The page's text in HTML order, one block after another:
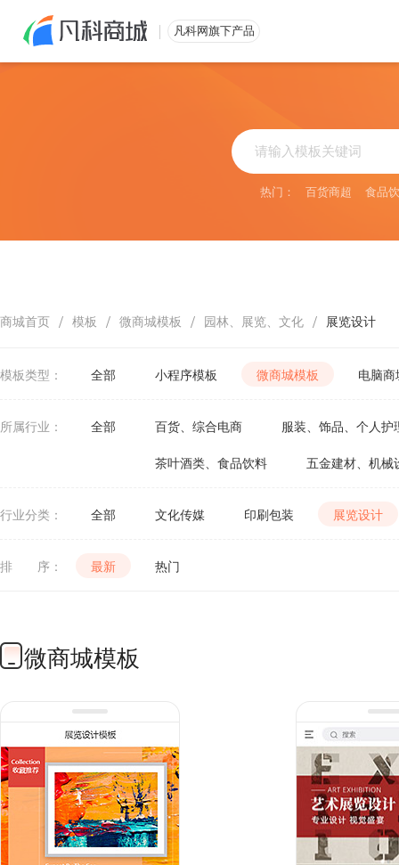
凡科网旗下产品
热门： 百货商超 食品
商城首页 / 模板 / 微商城模板 / 园林、展览、文化 / 展览设计
模板类型： 全部 小程序模板 微商城模板 电脑
所属行业： 全部 百货、综合电商 服装、饰品、个人护
茶叶酒类、食品饮料 五金建材、机械
行业分类： 全部 文化传媒 印刷包装 展览设计
排 序： 最新 热门
微商城模板